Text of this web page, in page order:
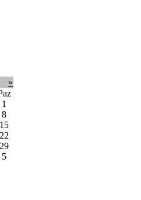
»
1
8
15
22
29
5